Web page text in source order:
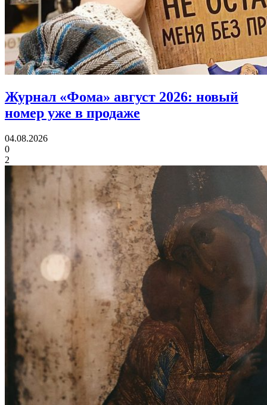
Журнал «Фома» август 2026: новый
номер уже в продаже
04.08.2026
0
2